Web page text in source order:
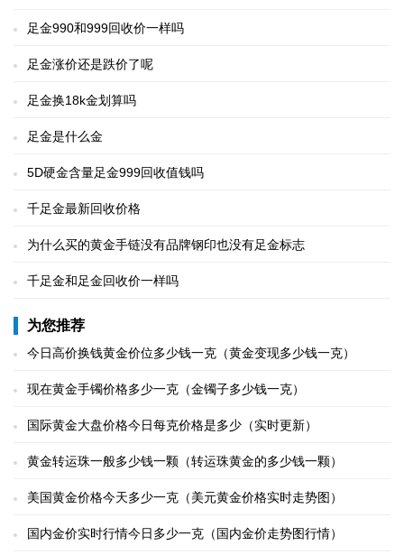
足金990和999回收价一样吗
足金涨价还是跌价了呢
足金换18k金划算吗
足金是什么金
5D硬金含量足金999回收值钱吗
千足金最新回收价格
为什么买的黄金手链没有品牌钢印也没有足金标志
千足金和足金回收价一样吗
为您推荐
今日高价换钱黄金价位多少钱一克（黄金变现多少钱一克）
现在黄金手镯价格多少一克（金镯子多少钱一克）
国际黄金大盘价格今日每克价格是多少（实时更新）
黄金转运珠一般多少钱一颗（转运珠黄金的多少钱一颗）
美国黄金价格今天多少一克（美元黄金价格实时走势图）
国内金价实时行情今日多少一克（国内金价走势图行情）